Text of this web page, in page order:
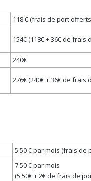
118 € (frais de port
154€ (118€ + 36€ de frais
240€
276€ (240€ + 36€ de frais
5.50 € par mois (frais de
7.50 € par mois
(5.50€ + 2€ de frais de